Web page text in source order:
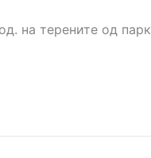
на терените од